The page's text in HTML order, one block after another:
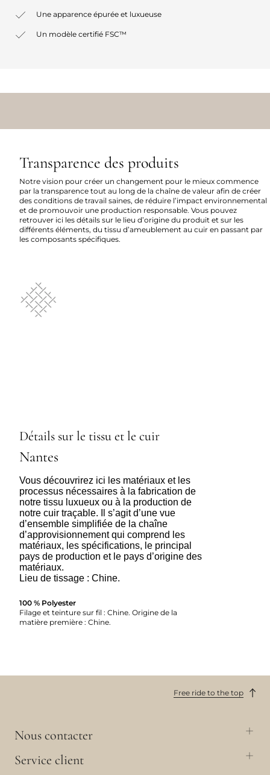
Une apparence épurée et luxueuse
Un modèle certifié FSC™
Transparence des produits
Notre vision pour créer un changement pour le mieux commence
par la transparence tout au long de la chaîne de valeur afin de créer
des conditions de travail saines, de réduire l’impact environnemental
et de promouvoir une production responsable. Vous pouvez
retrouver ici les détails sur le lieu d’origine du produit et sur les
différents éléments, du tissu d’ameublement au cuir en passant par
les composants spécifiques.
Détails sur le tissu et le cuir
Nantes
Vous découvrirez ici les matériaux et les
processus nécessaires à la fabrication de
notre tissu luxueux ou à la production de
notre cuir traçable. Il s’agit d’une vue
d’ensemble simplifiée de la chaîne
d’approvisionnement qui comprend les
matériaux, les spécifications, le principal
pays de production et le pays d’origine des
matériaux.
Lieu de tissage : Chine.
100 % Polyester
Filage et teinture sur fil : Chine. Origine de la
matière première : Chine.
Free ride to the top
Nous contacter
Service client